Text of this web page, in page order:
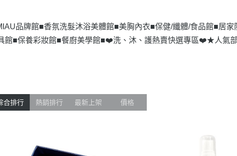
品牌館■香氛洗髮沐浴美體館■美胸內衣■保健/纖體/食品館■居家
館■保養彩妝館■餐廚美學館■❤️洗、沐、護熱賣快選專區❤️★人氣
合排行 熱銷排行 最新上架 價格